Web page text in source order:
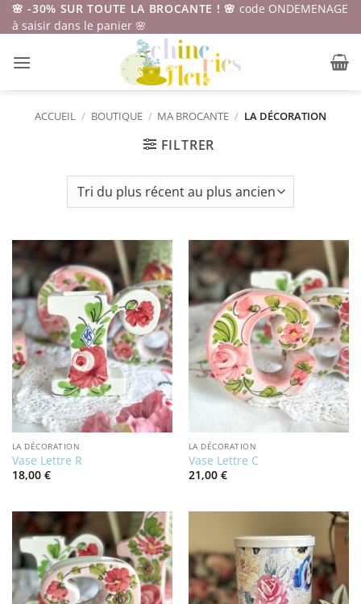
Passer
au
🌸 -30% SUR TOUTE LA BROCANTE ! 🌸 code ONDEMENAGE
à saisir dans le panier 🌸
ACCUEIL / BOUTIQUE / MA BROCANTE / LA DÉCORATION
FILTRER
LA DÉCORATION
Vase Lettre R
18,00 €
LA DÉCORATION
Vase Lettre C
21,00 €